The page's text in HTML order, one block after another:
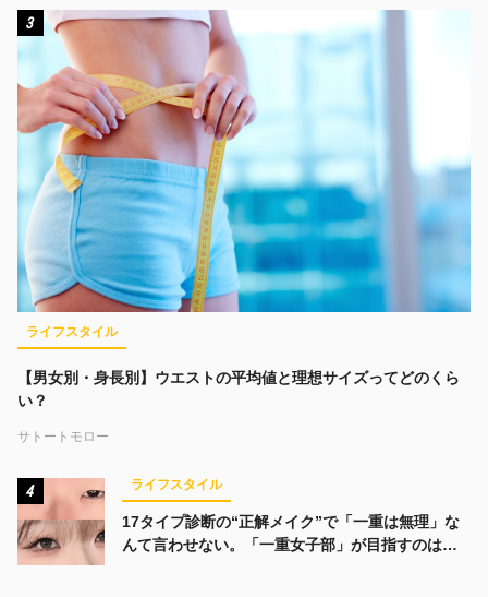
3
ライフスタイル
【男女別・身長別】ウエストの平均値と理想サイズってどのくら
い？
サトートモロー
4 ライフスタイル
17タイプ診断の“正解メイク”で「一重は無理」な
んて言わせない。「一重女子部」が目指すのは、